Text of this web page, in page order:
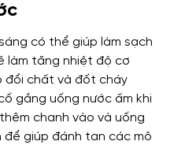
có thể giúp làm sạch
làm tăng nhiệt độ cơ
đổi chất và đốt cháy
gắng uống nước ấm khi
chanh vào và uống
để giúp đánh tan các mô